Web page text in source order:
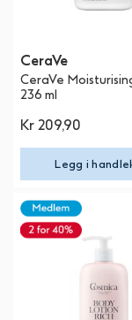
CeraVe
CeraVe
236 ml
Kr 209,90
Legg i